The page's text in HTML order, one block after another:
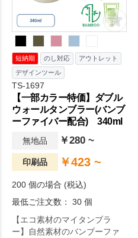
短納期 のし対応
アウトレット
デザインツール
TS-1697
【一部カラー特価】ダブル
ウォールタンブラー(バンブ
ーファイバー配合) 340ml
無地品 ￥280 ~
印刷品 ￥423 ~
200 個の場合 (税込)
最低ご注文数： 30 個
【エコ素材のマイタンブラ
ー】自然素材のバンブーファ